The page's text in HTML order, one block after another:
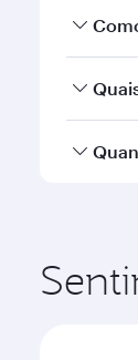
Sim, a
Você
A